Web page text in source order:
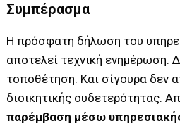
Συμπέρασμα
Η πρόσφατη δήλωση του
αποτελεί τεχνική ενημέρωση.
τοποθέτηση. Και σίγουρα δεν
διοικητικής ουδετερότητας.
παρέμβαση μέσω